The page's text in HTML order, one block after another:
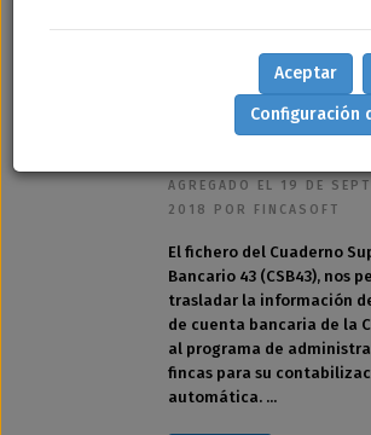
Nueva
Gestión
AGREGADO EL 19 DE
2018 POR FINCASOFT
El fichero del Cuaderno
Bancario 43 (CSB43), nos
trasladar la información
de cuenta bancaria de la
al programa de
fincas para su
automática. ...
Aceptar
Configuración